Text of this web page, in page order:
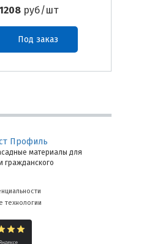
руб/шт
Под заказ
материалы для
гражданского
технологии